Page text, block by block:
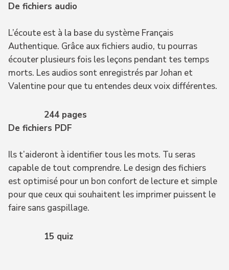
De fichiers audio
L’écoute est à la base du système Français
Authentique. Grâce aux fichiers audio, tu pourras
écouter plusieurs fois les leçons pendant tes temps
morts. Les audios sont enregistrés par Johan et
Valentine pour que tu entendes deux voix différentes.
244 pages
De fichiers PDF
Ils t’aideront à identifier tous les mots. Tu seras
capable de tout comprendre. Le design des fichiers
est optimisé pour un bon confort de lecture et simple
pour que ceux qui souhaitent les imprimer puissent le
faire sans gaspillage.
15 quiz